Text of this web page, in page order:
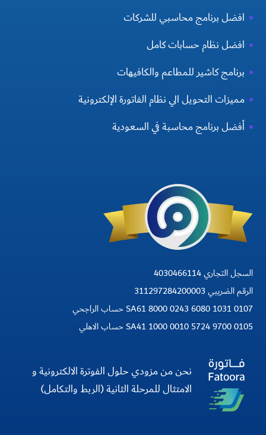
افضل برنامج محاسبي للشركات
افضل نظام حسابات كامل
برنامج كاشير للمطاعم والكافيهات
مميزات التحويل الي نظام الفاتورة الإلكترونية
أفضل برنامج محاسبة في السعودية
السجل التجاري 4030466114
الرقم الضريبي 311297284200003
SA61 8000 0243 6080 1031 0107 حساب الراجحي
SA41 1000 0010 5724 9700 0105 حساب الاهلي
نحن من مزودي حلول الفوترة الالكترونية و
الامتثال للمرحلة الثانية (الربط والتكامل)